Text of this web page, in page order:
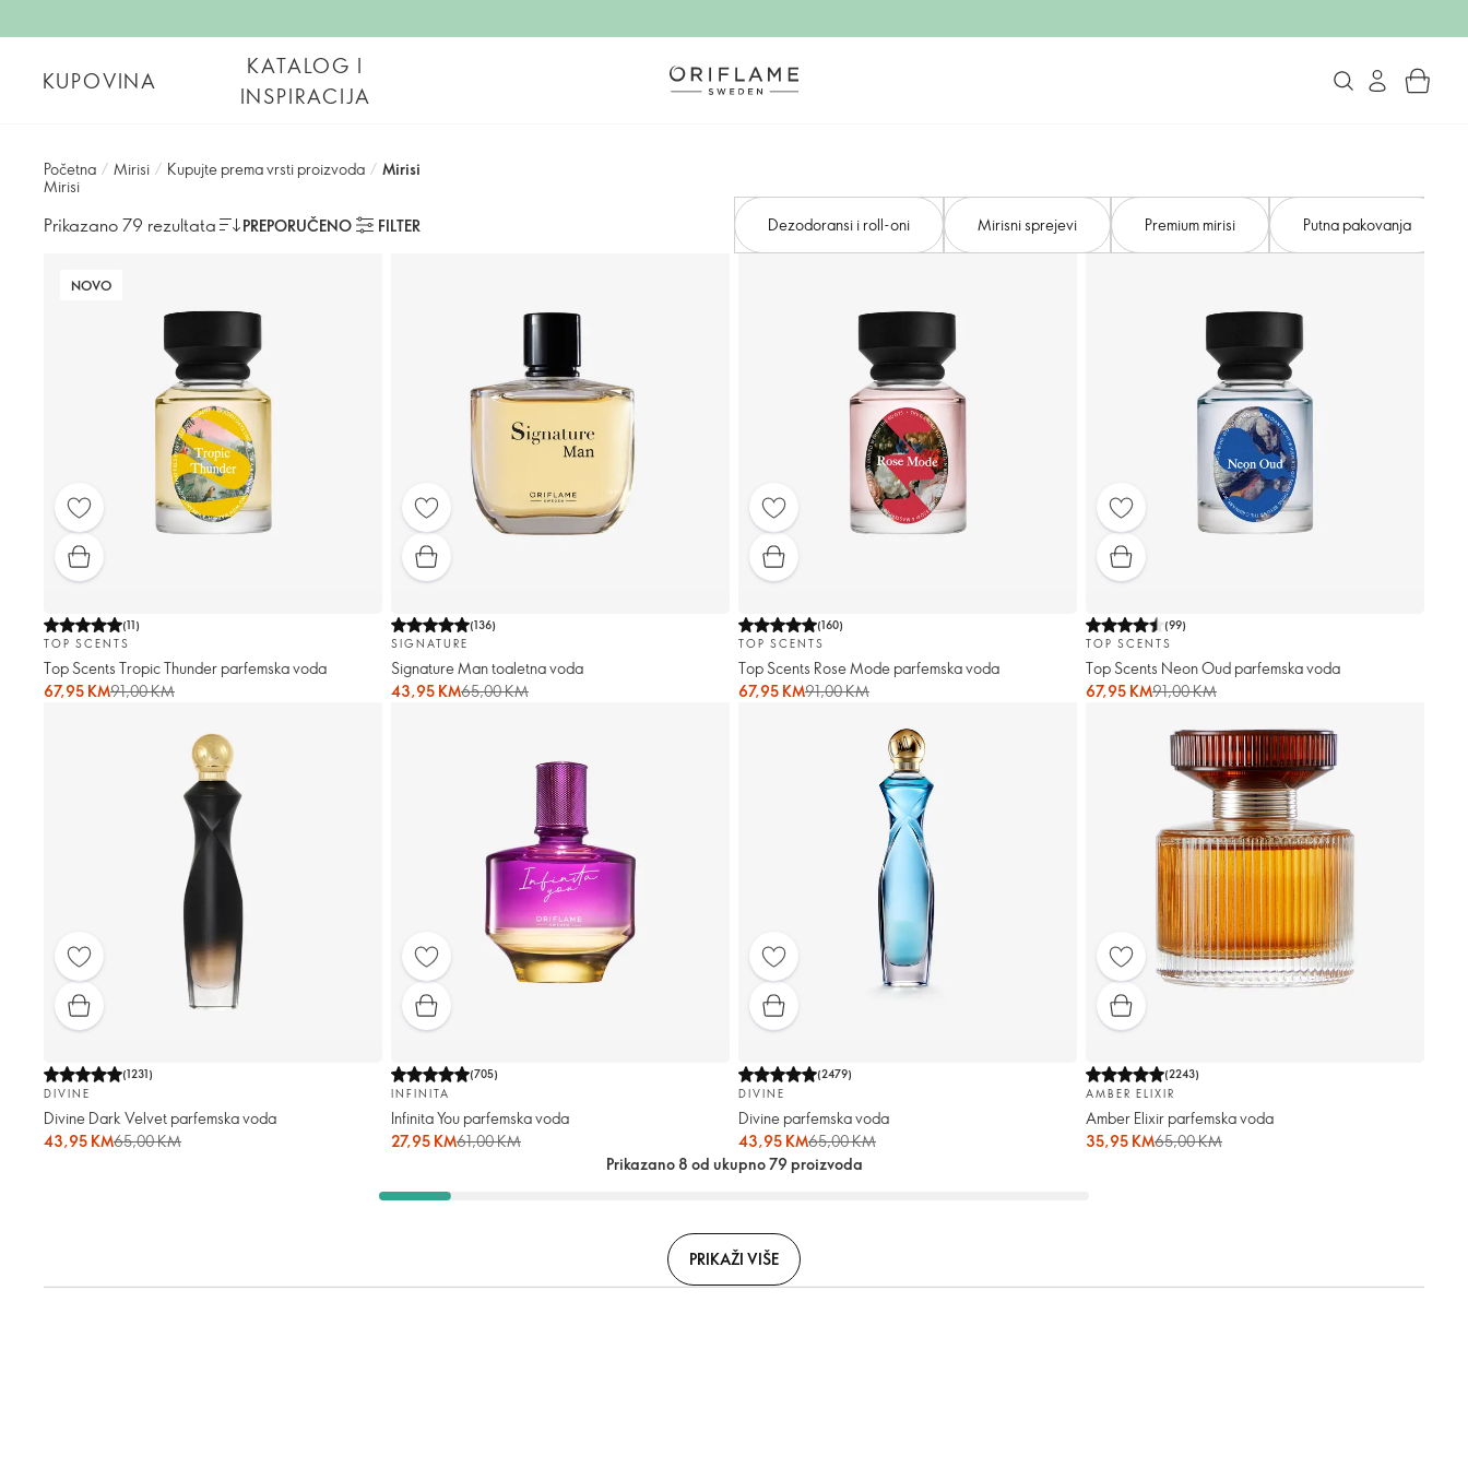
KUPOVINA
KATALOG I
INSPIRACIJA
Početna / Mirisi / Kupujte prema vrsti proizvoda / Mirisi
Mirisi
Prikazano 79 rezultata PREPORUČENO FILTER Dezodoransi i roll-oni Mirisni sprejevi Premium mirisi Putna pakovanja
NOVO
(11)
TOP SCENTS
Top Scents Tropic Thunder parfemska voda
67,95 KM91,00 KM
(136)
SIGNATURE
Signature Man toaletna voda
43,95 KM65,00 KM
(160)
TOP SCENTS
Top Scents Rose Mode parfemska voda
67,95 KM91,00 KM
(99)
TOP SCENTS
Top Scents Neon Oud parfemska voda
67,95 KM91,00 KM
(1231)
DIVINE
Divine Dark Velvet parfemska voda
43,95 KM65,00 KM
(705)
INFINITA
Infinita You parfemska voda
27,95 KM61,00 KM
(2479)
DIVINE
Divine parfemska voda
43,95 KM65,00 KM
(2243)
AMBER ELIXIR
Amber Elixir parfemska voda
35,95 KM65,00 KM
Prikazano 8 od ukupno 79 proizvoda
PRIKAŽI VIŠE